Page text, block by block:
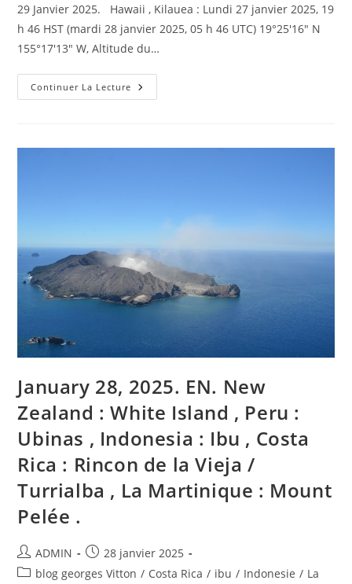
publication :
29 Janvier 2025. Hawaii , Kilauea : Lundi 27 janvier 2025, 19
h 46 HST (mardi 28 janvier 2025, 05 h 46 UTC) 19°25'16" N
155°17'13" W, Altitude du…
Continuer La Lecture 29
Janvier
Kilauea
Colombie
/
Chaine
Volcanique
Los
Coconucos
,
Aléoutiennes
Okmok
Indonésie
:
Ibu
.
January 28, 2025. EN. New
Zealand : White Island , Peru :
Ubinas , Indonesia : Ibu , Costa
Rica : Rincon de la Vieja /
Turrialba , La Martinique : Mount
Pelée .
Auteur/autrice
de
ADMIN
Publication
publiée :
28 janvier 2025
Postblog georges Vitton / Costa Rica / ibu / Indonesie / La